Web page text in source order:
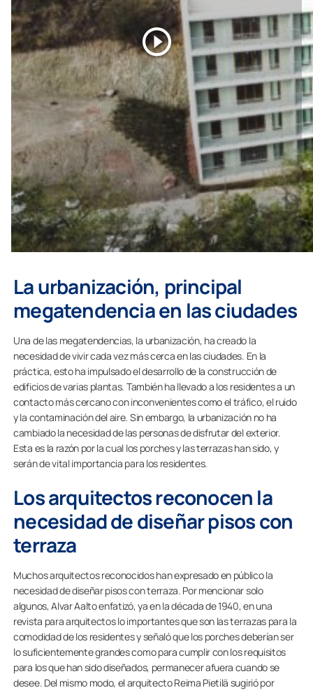
La urbanización, principal
megatendencia en las ciudades
Una de las megatendencias, la urbanización, ha creado la
necesidad de vivir cada vez más cerca en las ciudades. En la
práctica, esto ha impulsado el desarrollo de la construcción de
edificios de varias plantas. También ha llevado a los residentes a un
contacto más cercano con inconvenientes como el tráfico, el ruido
y la contaminación del aire. Sin embargo, la urbanización no ha
cambiado la necesidad de las personas de disfrutar del exterior.
Esta es la razón por la cual los porches y las terrazas han sido, y
serán de vital importancia para los residentes.
Los arquitectos reconocen la
necesidad de diseñar pisos con
terraza
Muchos arquitectos reconocidos han expresado en público la
necesidad de diseñar pisos con terraza. Por mencionar solo
algunos, Alvar Aalto enfatizó, ya en la década de 1940, en una
revista para arquitectos lo importantes que son las terrazas para la
comodidad de los residentes y señaló que los porches deberían ser
lo suficientemente grandes como para cumplir con los requisitos
para los que han sido diseñados, permanecer afuera cuando se
desee. Del mismo modo, el arquitecto Reima Pietilä sugirió por